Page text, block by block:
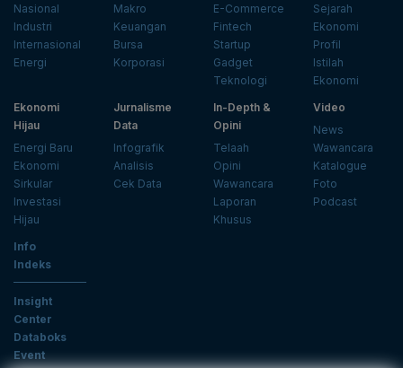
Nasional
Industri
Internasional
Energi
Makro
Keuangan
Bursa
Korporasi
E-Commerce
Fintech
Startup
Gadget
Teknologi
Sejarah
Ekonomi
Profil
Istilah
Ekonomi
Ekonomi
Hijau
Energi Baru
Ekonomi
Sirkular
Investasi
Hijau
Jurnalisme
Data
Infografik
Analisis
Cek Data
In-Depth &
Opini
Telaah
Opini
Wawancara
Laporan
Khusus
Video
News
Wawancara
Katalogue
Foto
Podcast
Info
Indeks
Insight
Center
Databoks
Event